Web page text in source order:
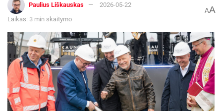
Paulius Liškauskas
2026-05-22
Laikas: 3 min skaitymo
AA